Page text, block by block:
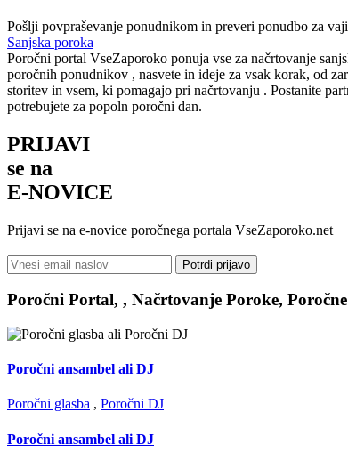
Pošlji povpraševanje ponudnikom in preveri ponudbo za
Sanjska poroka
Poročni portal VseZaporoko ponuja vse za načrtovanje
poročnih ponudnikov , nasvete in ideje za vsak korak, od
storitev in vsem, ki pomagajo pri načrtovanju . Postanite
potrebujete za popoln poročni dan.
PRIJAVI
se na
E-NOVICE
Prijavi se na e-novice poročnega portala VseZaporoko.net
Poročni Portal, , Načrtovanje Poroke,
Poročni ansambel ali DJ
Poročni glasba , Poročni DJ
Poročni ansambel ali DJ